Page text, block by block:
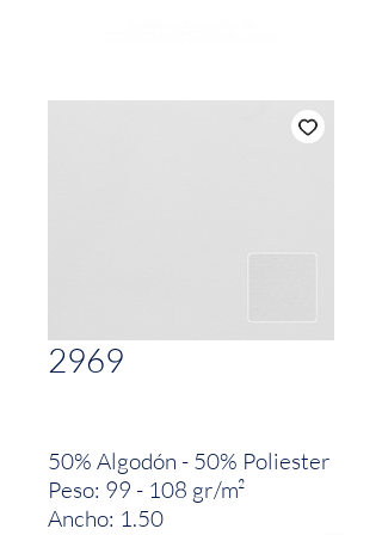
2969
50% Algodón - 50% Poliester
Peso: 99 - 108 gr/m²
Ancho: 1.50